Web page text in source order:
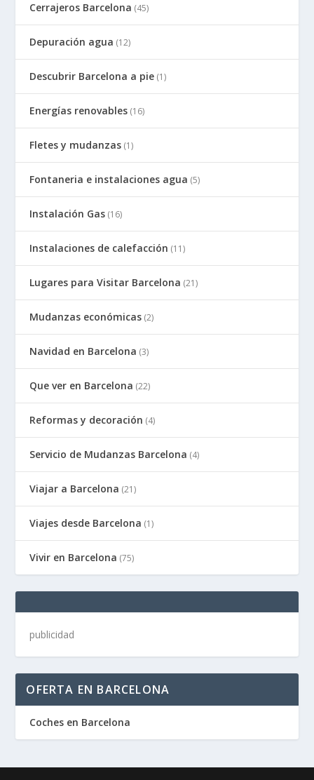
Cerrajeros Barcelona (45)
Depuración agua (12)
Descubrir Barcelona a pie (1)
Energías renovables (16)
Fletes y mudanzas (1)
Fontaneria e instalaciones agua (5)
Instalación Gas (16)
Instalaciones de calefacción (11)
Lugares para Visitar Barcelona (21)
Mudanzas económicas (2)
Navidad en Barcelona (3)
Que ver en Barcelona (22)
Reformas y decoración (4)
Servicio de Mudanzas Barcelona (4)
Viajar a Barcelona (21)
Viajes desde Barcelona (1)
Vivir en Barcelona (75)
publicidad
OFERTA EN BARCELONA
Coches en Barcelona